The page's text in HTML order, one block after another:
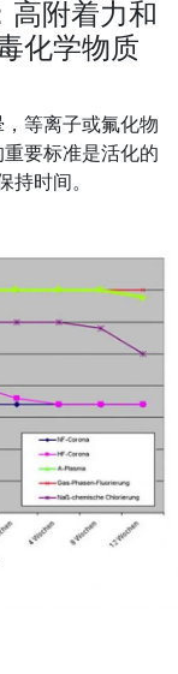
附着力和
化学物质
等离子或氟化物
要标准是活化的
时间。